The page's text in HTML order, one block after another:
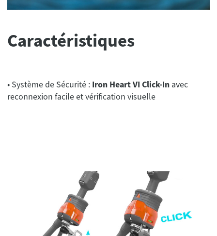
Caractéristiques
• Système de Sécurité : Iron Heart VI Click-In avec
reconnexion facile et vérification visuelle